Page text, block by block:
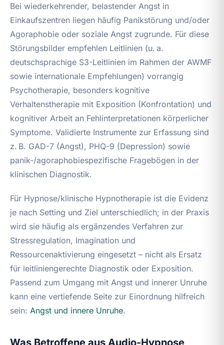
Bei wiederkehrender, belastender Angst in
Einkaufszentren liegen häufig Panikstörung und/oder
Agoraphobie oder soziale Angst zugrunde. Für diese
Störungsbilder empfehlen Leitlinien (u. a.
deutschsprachige S3-Leitlinien im Rahmen der AWMF
sowie internationale Empfehlungen) vorrangig
Psychotherapie, besonders kognitive
Verhaltenstherapie mit Exposition (Konfrontation) und
kognitiver Arbeit an Fehlinterpretationen körperlicher
Symptome. Validierte Instrumente zur Erfassung sind
z. B. GAD-7 (Angst), PHQ-9 (Depression) sowie
panik-/agoraphobiespezifische Fragebögen in der
klinischen Diagnostik.
Für Hypnose/klinische Hypnotherapie ist die Evidenz
je nach Setting und Ziel unterschiedlich; in der Praxis
wird sie häufig als ergänzendes Verfahren zur
Stressregulation, Imagination und
Ressourcenaktivierung eingesetzt – nicht als Ersatz
für leitliniengerechte Diagnostik oder Exposition.
Passend zum Umgang mit Angst und innerer Unruhe
kann eine vertiefende Seite zur Einordnung hilfreich
sein: Angst und innere Unruhe.
Was Betroffene aus Audio-Hypnose